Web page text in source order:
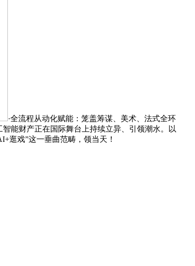
·全流程从动化赋能：笼盖筹谋、美术、法式全环
能财产正在国际舞台上持续立异、引领潮水。以
逛戏”这一垂曲范畴，领当天！